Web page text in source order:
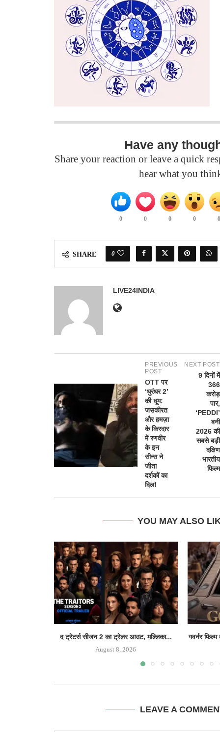
Have any
Share your reaction or leave a quick
hear what you
0 0 0 0
SHARE 0
LIVE24INDIA
PREVIOUS
POST
OTT पर
‘धुरंधर 2’
की धूम:
जसकीरत
और हमज़ा
के किरदार
में रणवीर
के इन
सीन्स ने
जीता
दर्शकों का
दिल!
NEXT POST
9 दिनों में
366
करोड़
पार,
‘PEDDI’
बनी
2026 की
सबसे बड़ी
दक्षिण
भारतीय
फिल्म
YOU MAY ALSO
द ट्रेटर्स सीजन 2 का ट्रेलर आउट, मल्लिका...
August 8, 2026
गवर्नर
LEAVE A